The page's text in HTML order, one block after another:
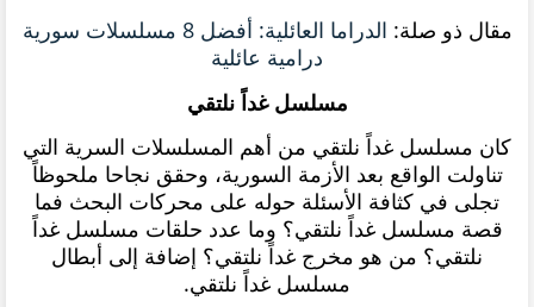
مقال ذو صلة:
الدراما العائلية: أفضل 8 مسلسلات سورية
درامية عائلية
مسلسل غداً نلتقي
كان مسلسل غداً نلتقي من أهم المسلسلات السرية التي
تناولت الواقع بعد الأزمة السورية، وحقق نجاحا ملحوظاً
تجلى في كثافة الأسئلة حوله على محركات البحث فما
قصة مسلسل غداً نلتقي؟ وما عدد حلقات مسلسل غداً
نلتقي؟ من هو مخرج غداً نلتقي؟ إضافة إلى أبطال
مسلسل غداً نلتقي.